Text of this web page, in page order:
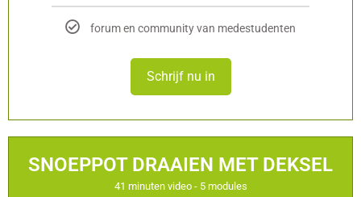
forum en community van medestudenten
Schrijf nu in
SNOEPPOT DRAAIEN MET DEKSEL
41 minuten video - 5 modules